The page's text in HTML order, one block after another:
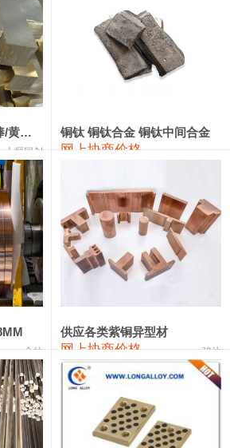
9,700
10,400
12,300 0
113,970
114,200 400
109,860
26,300—26,500 26,400 100
100
24,400
供应优质黄铜棒/六角棒/黄铜方板
十堰同创
铜钛 铜钛合金 铜钛中间合金
网上协商价格
金拉
供应各类紫铜异型材
网上协商价格 骏达